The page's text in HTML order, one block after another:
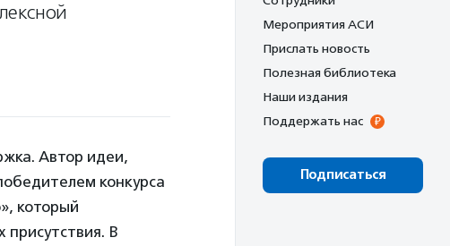
Автор идеи,
конкурса
который
присутствия. В
Мероприятия АСИ
Прислать новость
Полезная библиотека
Наши издания
Поддержать нас
Подписаться